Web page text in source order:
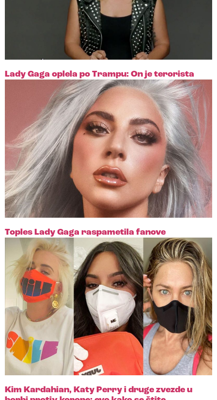
Lady Gaga oplela po Trampu: On je terorista
Toples Lady Gaga raspametila fanove
Kim Kardahian, Katy Perry i druge zvezde u